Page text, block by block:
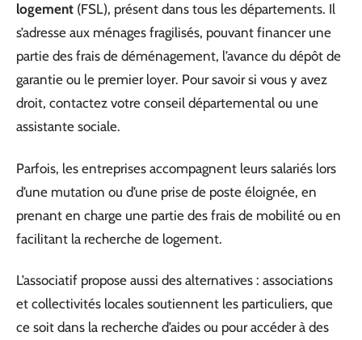
logement (FSL), présent dans tous les départements. Il
s’adresse aux ménages fragilisés, pouvant financer une
partie des frais de déménagement, l’avance du dépôt de
garantie ou le premier loyer. Pour savoir si vous y avez
droit, contactez votre conseil départemental ou une
assistante sociale.
Parfois, les entreprises accompagnent leurs salariés lors
d’une mutation ou d’une prise de poste éloignée, en
prenant en charge une partie des frais de mobilité ou en
facilitant la recherche de logement.
L’associatif propose aussi des alternatives : associations
et collectivités locales soutiennent les particuliers, que
ce soit dans la recherche d’aides ou pour accéder à des